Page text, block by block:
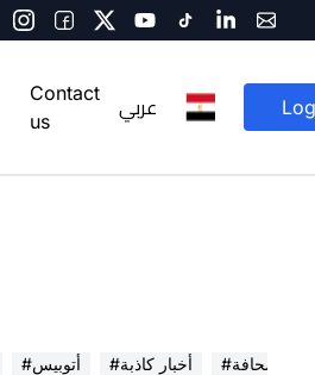
Contact
us
عربي
#أتوبيس #أخبار كاذبة في الصحافة